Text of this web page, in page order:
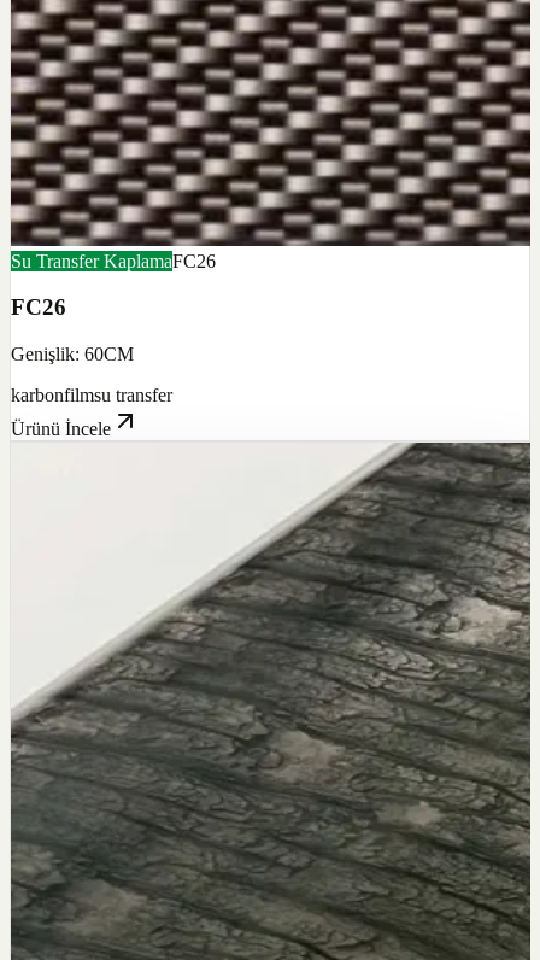
Su Transfer KaplamaFC26
FC26
Genişlik: 60CM
karbonfilmsu transfer
Ürünü İncele